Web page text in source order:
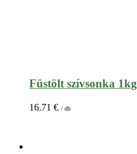
Füstölt szívsonka 1kg
16.71 € / db